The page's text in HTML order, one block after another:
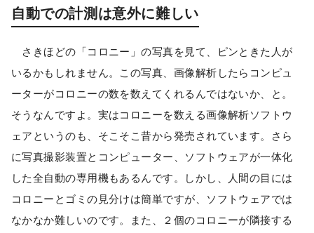
自動での計測は意外に難しい
さきほどの「コロニー」の写真を見て、ピンときた人が
いるかもしれません。この写真、画像解析したらコンピュ
ーターがコロニーの数を数えてくれるんではないか、と。
そうなんですよ。実はコロニーを数える画像解析ソフトウ
ェアというのも、そこそこ昔から発売されています。さら
に写真撮影装置とコンピューター、ソフトウェアが一体化
した全自動の専用機もあるんです。しかし、人間の目には
コロニーとゴミの見分けは簡単ですが、ソフトウェアでは
なかなか難しいのです。また、２個のコロニーが隣接する